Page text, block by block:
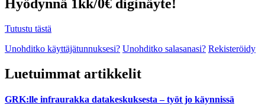
Hyödynnä 1kk/0€ diginäyte!
Tutustu tästä
Unohditko käyttäjätunnuksesi? Unohditko salasanasi? Rekisteröidy
Luetuimmat artikkelit
GRK:lle infraurakka datakeskuksesta – työt jo käynnissä